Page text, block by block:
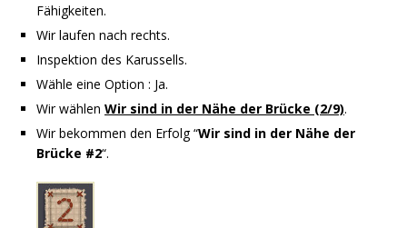
Fähigkeiten.
Wir laufen nach rechts.
Inspektion des Karussells.
Wähle eine Option : Ja.
Wir wählen Wir sind in der Nähe der Brücke (2/9).
Wir bekommen den Erfolg “Wir sind in der Nähe der
Brücke #2“.